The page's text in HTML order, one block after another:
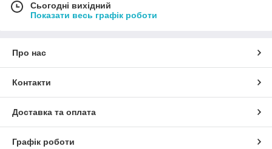
Сьогодні вихідний
Показати весь графік роботи
Про нас
Контакти
Доставка та оплата
Графік роботи